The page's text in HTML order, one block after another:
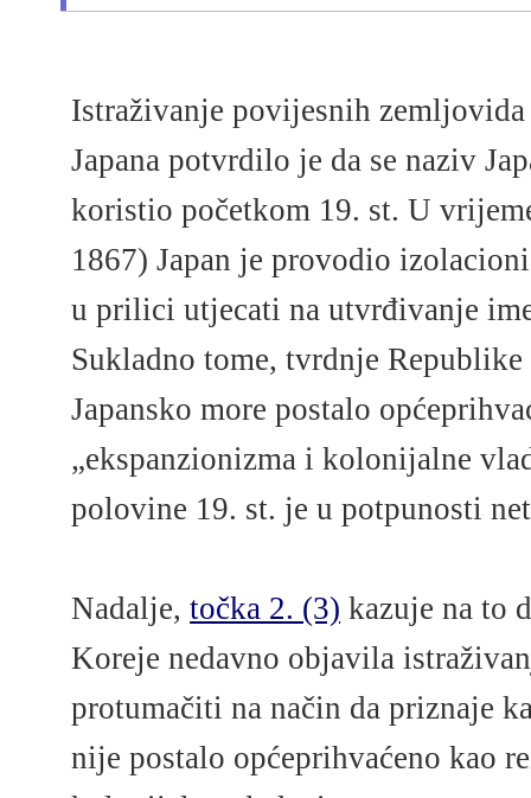
Istraživanje povijesnih
Japana potvrdilo je da se naziv
koristio početkom 19. st. U
1867) Japan je provodio
u prilici utjecati na utvrđivanje
Sukladno tome, tvrdnje
Japansko more postalo
„ekspanzionizma i kolonijalne
polovine 19. st. je u potpunosti
Nadalje,točka 2. (3) kazuje na to
Koreje nedavno objavila
protumačiti na način da priznaje
nije postalo općeprihvaćeno kao